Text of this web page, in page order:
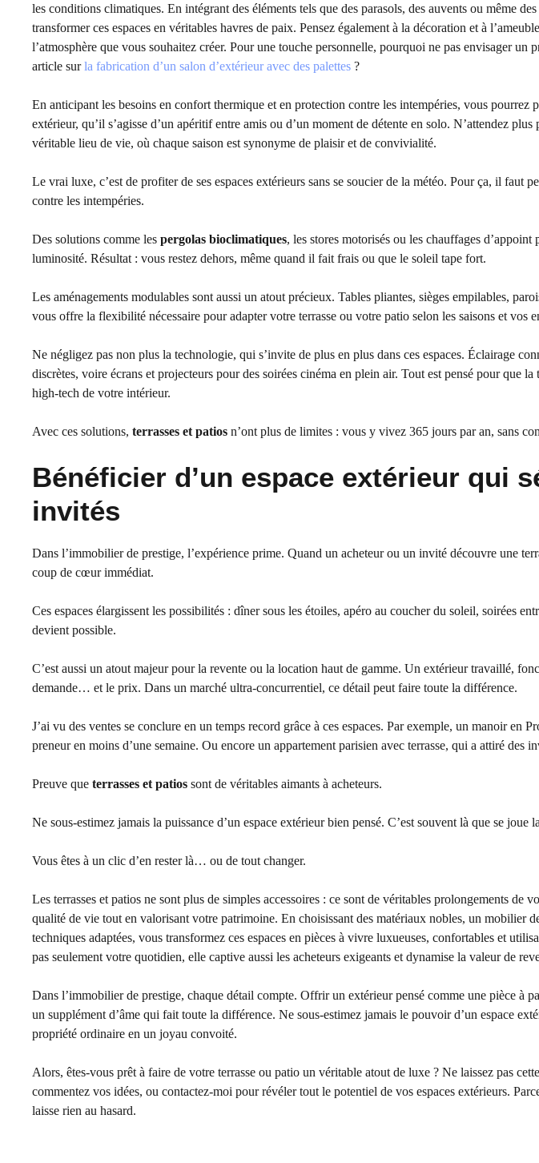
les conditions climatiques. En intégrant des éléments tels que des parasols, des auvents ou même
transformer ces espaces en véritables havres de paix. Pensez également à la décoration et à
l’atmosphère que vous souhaitez créer. Pour une touche personnelle, pourquoi ne pas envisager un
article surla fabrication d’un salon d’extérieur avec des palettes ?
En anticipant les besoins en confort thermique et en protection contre les intempéries, vous pourrez
extérieur, qu’il s’agisse d’un apéritif entre amis ou d’un moment de détente en solo. N’attendez
véritable lieu de vie, où chaque saison est synonyme de plaisir et de convivialité.
Le vrai luxe, c’est de profiter de ses espaces extérieurs sans se soucier de la météo. Pour ça, il faut
contre les intempéries.
Des solutions comme les pergolas bioclimatiques, les stores motorisés ou les chauffages
luminosité. Résultat : vous restez dehors, même quand il fait frais ou que le soleil tape fort.
Les aménagements modulables sont aussi un atout précieux. Tables pliantes, sièges empilables,
vous offre la flexibilité nécessaire pour adapter votre terrasse ou votre patio selon les saisons et vos
Ne négligez pas non plus la technologie, qui s’invite de plus en plus dans ces espaces. Éclairage
discrètes, voire écrans et projecteurs pour des soirées cinéma en plein air. Tout est pensé pour que
high-tech de votre intérieur.
Avec ces solutions, terrasses et patios n’ont plus de limites : vous y vivez 365 jours par an, sans
Bénéficier d’un espace extérieur qui
invités
Dans l’immobilier de prestige, l’expérience prime. Quand un acheteur ou un invité découvre une
coup de cœur immédiat.
Ces espaces élargissent les possibilités : dîner sous les étoiles, apéro au coucher du soleil, soirées
devient possible.
C’est aussi un atout majeur pour la revente ou la location haut de gamme. Un extérieur travaillé,
demande… et le prix. Dans un marché ultra-concurrentiel, ce détail peut faire toute la différence.
J’ai vu des ventes se conclure en un temps record grâce à ces espaces. Par exemple, un manoir en
preneur en moins d’une semaine. Ou encore un appartement parisien avec terrasse, qui a attiré des
Preuve que terrasses et patios sont de véritables aimants à acheteurs.
Ne sous-estimez jamais la puissance d’un espace extérieur bien pensé. C’est souvent là que se joue
Vous êtes à un clic d’en rester là… ou de tout changer.
Les terrasses et patios ne sont plus de simples accessoires : ce sont de véritables prolongements de
qualité de vie tout en valorisant votre patrimoine. En choisissant des matériaux nobles, un mobilier
techniques adaptées, vous transformez ces espaces en pièces à vivre luxueuses, confortables et
pas seulement votre quotidien, elle captive aussi les acheteurs exigeants et dynamise la valeur de
Dans l’immobilier de prestige, chaque détail compte. Offrir un extérieur pensé comme une pièce à
un supplément d’âme qui fait toute la différence. Ne sous-estimez jamais le pouvoir d’un espace
propriété ordinaire en un joyau convoité.
Alors, êtes-vous prêt à faire de votre terrasse ou patio un véritable atout de luxe ? Ne laissez pas
commentez vos idées, ou contactez-moi pour révéler tout le potentiel de vos espaces extérieurs.
laisse rien au hasard.